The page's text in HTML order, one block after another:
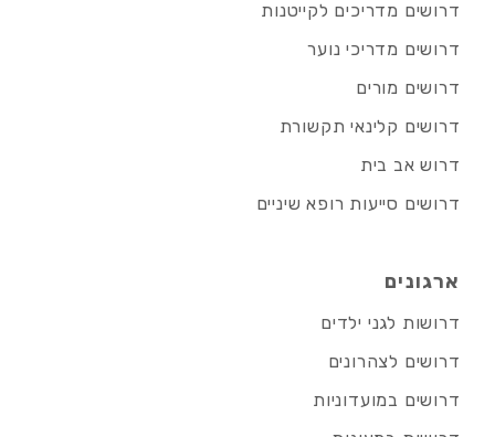
דרושים מדריכים לקייטנות
דרושים מדריכי נוער
דרושים מורים
דרושים קלינאי תקשורת
דרוש אב בית
דרושים סייעות רופא שיניים
ארגונים
דרושות לגני ילדים
דרושים לצהרונים
דרושים במועדוניות